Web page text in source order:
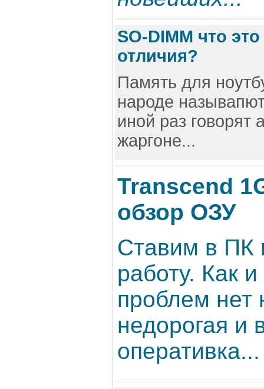
SO-DIMM что
отличия?
Память для
народе
иной раз говорят
жаргоне...
Transcend
обзор ОЗУ
Ставим в ПК
работу. Как
проблем нет
недорогая и
оперативка...